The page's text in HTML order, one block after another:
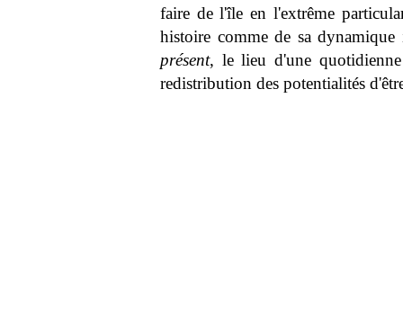
faire de l'île en l'extrême
histoire comme de sa
présent, le lieu d'une quotidienne
redistribution des potentialités